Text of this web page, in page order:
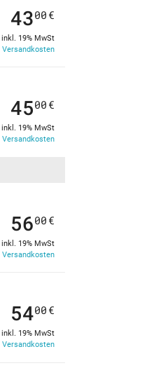
4300 €
inkl. 19% MwSt
Versandkosten
4500 €
inkl. 19% MwSt
Versandkosten
5600 €
inkl. 19% MwSt
Versandkosten
5400 €
inkl. 19% MwSt
Versandkosten